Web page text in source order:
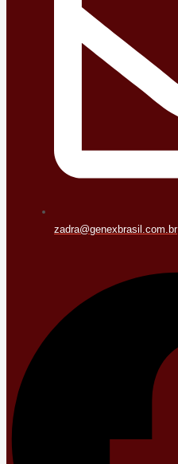
zadra@genexbrasil.com.br